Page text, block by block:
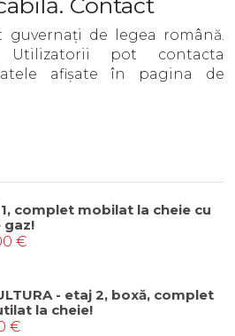
guvernați de legea română.
Utilizatorii pot contacta
afișate în pagina de
1, complet mobilat la cheie cu
gaz!
€
- etaj 2, boxă, complet
la cheie!
€